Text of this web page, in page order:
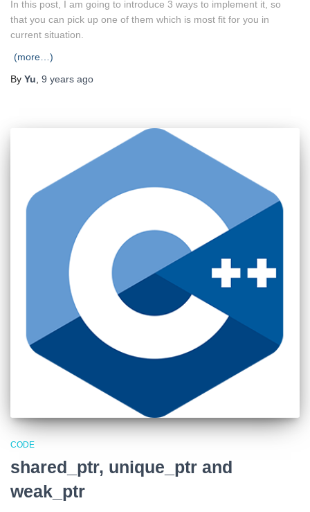
In this post, I am going to introduce 3 ways to implement it, so
that you can pick up one of them which is most fit for you in
current situation.
(more…)
By Yu 9 years ago
CODE
shared_ptr, unique_ptr and
weak_ptr